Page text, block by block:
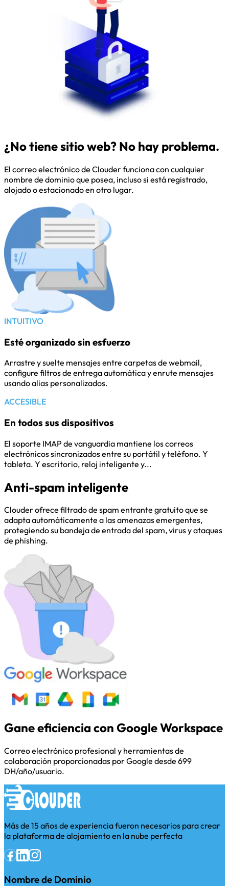
¿No tiene sitio web? No hay problema.
El correo electrónico de Clouder funciona con cualquier
nombre de dominio que posea, incluso si está registrado,
alojado o estacionado en otro lugar.
INTUITIVO
Esté organizado sin esfuerzo
Arrastre y suelte mensajes entre carpetas de webmail,
configure filtros de entrega automática y enrute mensajes
usando alias personalizados.
ACCESIBLE
En todos sus dispositivos
El soporte IMAP de vanguardia mantiene los correos
electrónicos sincronizados entre su portátil y teléfono. Y
tableta. Y escritorio, reloj inteligente y...
Anti-spam inteligente
Clouder ofrece filtrado de spam entrante gratuito que se
adapta automáticamente a las amenazas emergentes,
protegiendo su bandeja de entrada del spam, virus y ataques
de phishing.
Gane eficiencia con Google Workspace
Correo electrónico profesional y herramientas de
colaboración proporcionadas por Google desde 699
DH/año/usuario.
Más de 15 años de experiencia fueron necesarios para crear
la plataforma de alojamiento en la nube perfecta
Nombre de Dominio